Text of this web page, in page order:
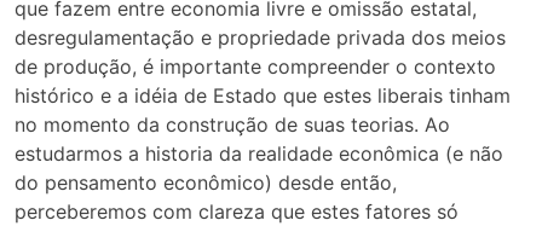
que fazem entre economia livre e omissão estatal,
desregulamentação e propriedade privada dos meios
de produção, é importante compreender o contexto
histórico e a idéia de Estado que estes liberais tinham
no momento da construção de suas teorias. Ao
estudarmos a historia da realidade econômica (e não
do pensamento econômico) desde então,
perceberemos com clareza que estes fatores só